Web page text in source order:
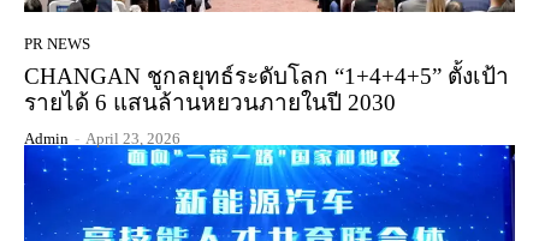
PR NEWS
CHANGAN ชูกลยุทธ์ระดับโลก “1+4+4+5” ตั้งเป้า
รายได้ 6 แสนล้านหยวนภายในปี 2030
Admin - April 23, 2026